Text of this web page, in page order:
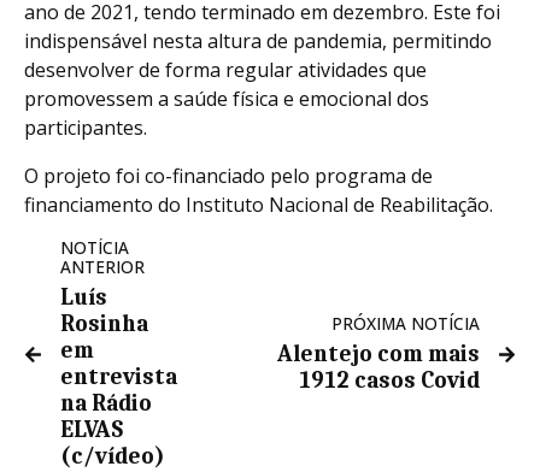
ano de 2021, tendo terminado em dezembro. Este foi
indispensável nesta altura de pandemia, permitindo
desenvolver de forma regular atividades que
promovessem a saúde física e emocional dos
participantes.
O projeto foi co-financiado pelo programa de
financiamento do Instituto Nacional de Reabilitação.
NOTÍCIA
ANTERIOR
Luís
Rosinha
em
entrevista
na Rádio
ELVAS
(c/vídeo)
PRÓXIMA NOTÍCIA
Alentejo com mais
1912 casos Covid